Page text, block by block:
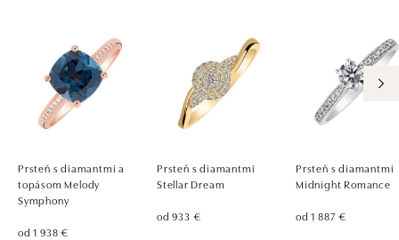
Prsteň s diamantmi a
topásom Melody
Symphony
od 1 938 €
Prsteň s diamantmi
Stellar Dream
od 933 €
Prsteň s diamantmi
Midnight Romance
od 1 887 €